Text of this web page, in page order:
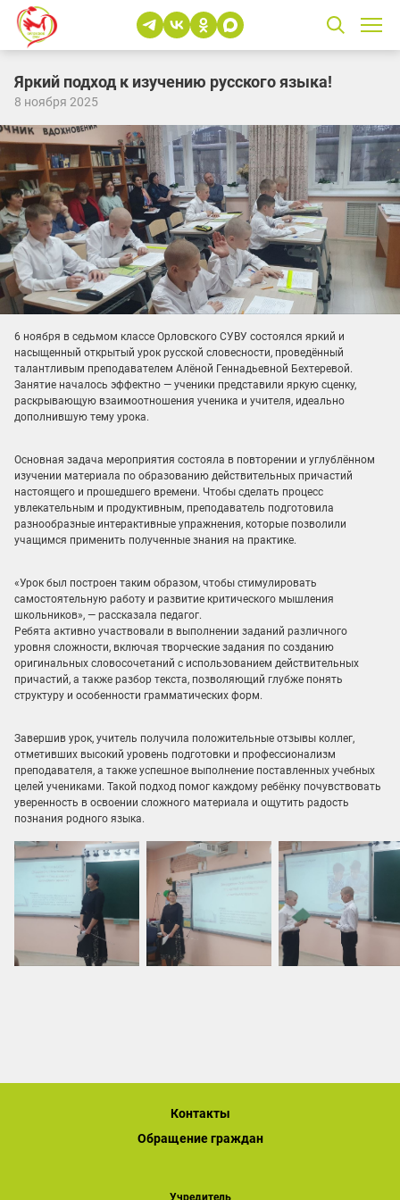
Яркий подход к изучению русского языка!
8 ноября 2025
6 ноября в седьмом классе Орловского СУВУ состоялся яркий и
насыщенный открытый урок русской словесности, проведённый
талантливым преподавателем Алёной Геннадьевной Бехтеревой.
Занятие началось эффектно — ученики представили яркую сценку,
раскрывающую взаимоотношения ученика и учителя, идеально
дополнившую тему урока.
Основная задача мероприятия состояла в повторении и углублённом
изучении материала по образованию действительных причастий
настоящего и прошедшего времени. Чтобы сделать процесс
увлекательным и продуктивным, преподаватель подготовила
разнообразные интерактивные упражнения, которые позволили
учащимся применить полученные знания на практике.
«Урок был построен таким образом, чтобы стимулировать
самостоятельную работу и развитие критического мышления
школьников», — рассказала педагог.
Ребята активно участвовали в выполнении заданий различного
уровня сложности, включая творческие задания по созданию
оригинальных словосочетаний с использованием действительных
причастий, а также разбор текста, позволяющий глубже понять
структуру и особенности грамматических форм.
Завершив урок, учитель получила положительные отзывы коллег,
отметивших высокий уровень подготовки и профессионализм
преподавателя, а также успешное выполнение поставленных учебных
целей учениками. Такой подход помог каждому ребёнку почувствовать
уверенность в освоении сложного материала и ощутить радость
познания родного языка.
Контакты
Обращение граждан
Учредитель